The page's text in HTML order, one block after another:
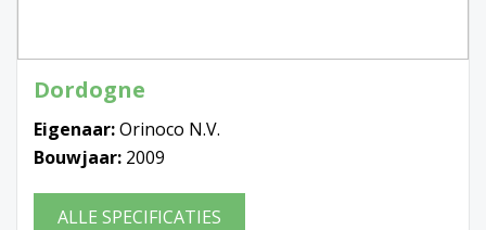
Dordogne
Eigenaar:Orinoco N.V.
Bouwjaar: 2009
ALLE SPECIFICATIES